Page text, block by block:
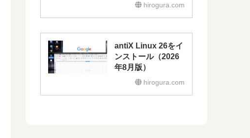
hirogura.com
antiX Linux 26をイ
ンストール（2026
年8月版）
hirogura.com